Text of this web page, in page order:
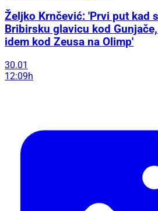
Željko Krnčević: 'Prvi put kad
Bribirsku glavicu kod
idem kod Zeusa na Olimp'
30.01
12:09h